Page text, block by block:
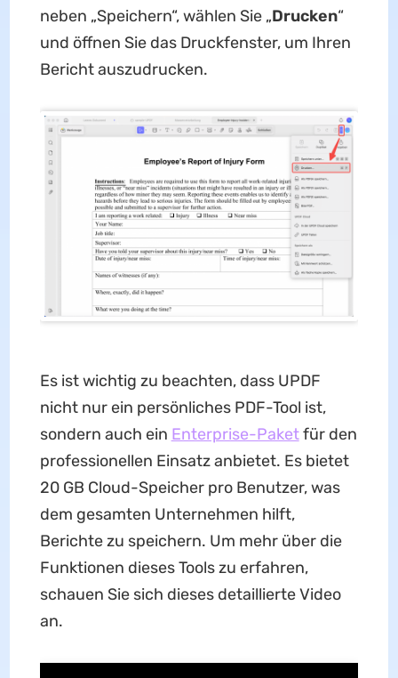
neben „Speichern“, wählen Sie „Drucken“
und öffnen Sie das Druckfenster, um Ihren
Bericht auszudrucken.
Es ist wichtig zu beachten, dass UPDF
nicht nur ein persönliches PDF-Tool ist,
sondern auch ein Enterprise-Paketfür den
professionellen Einsatz anbietet. Es bietet
20 GB Cloud-Speicher pro Benutzer, was
dem gesamten Unternehmen hilft,
Berichte zu speichern. Um mehr über die
Funktionen dieses Tools zu erfahren,
schauen Sie sich dieses detaillierte Video
an.